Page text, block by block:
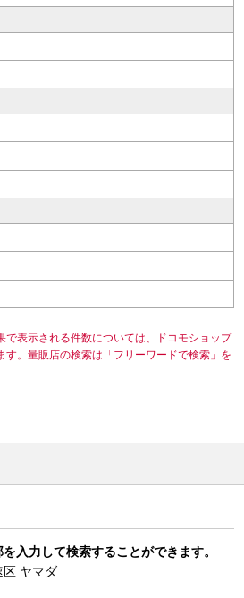
で表示される件数については、ドコモショップ
す。量販店の検索は「フリーワードで検索」を
入力して検索することができます。
ヤマダ